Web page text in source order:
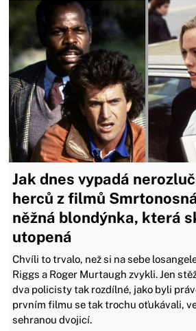
Jak dnes vypadá
herců z filmů
něžná blondýnka, která
utopená
Chvíli to trvalo, než si na sebe
Riggs a Roger Murtaugh zvykli. Jen
dva policisty tak rozdílné, jako byli
prvním filmu se tak trochu oťukávali,
sehranou dvojicí.